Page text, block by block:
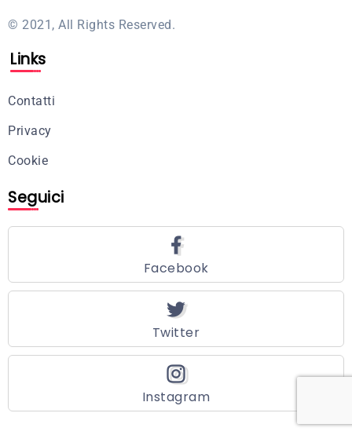
© 2021, All Rights Reserved.
Links
Contatti
Privacy
Cookie
Seguici
Facebook
Twitter
Instagram